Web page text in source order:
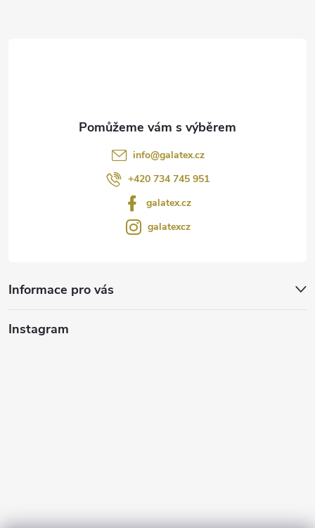
info@galatex.cz
+420 734 745 951
galatex.cz
galatexcz
Informace pro vás
Instagram